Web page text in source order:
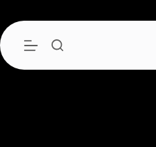
περιεχόμενο